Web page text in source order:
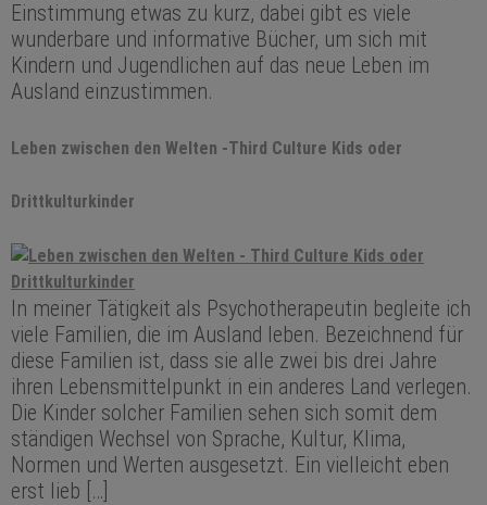
Einstimmung etwas zu kurz, dabei gibt es viele
wunderbare und informative Bücher, um sich mit
Kindern und Jugendlichen auf das neue Leben im
Ausland einzustimmen.
Leben zwischen den Welten -Third Culture Kids oder
Drittkulturkinder
In meiner Tätigkeit als Psychotherapeutin begleite ich
viele Familien, die im Ausland leben. Bezeichnend für
diese Familien ist, dass sie alle zwei bis drei Jahre
ihren Lebensmittelpunkt in ein anderes Land verlegen.
Die Kinder solcher Familien sehen sich somit dem
ständigen Wechsel von Sprache, Kultur, Klima,
Normen und Werten ausgesetzt. Ein vielleicht eben
erst lieb […]